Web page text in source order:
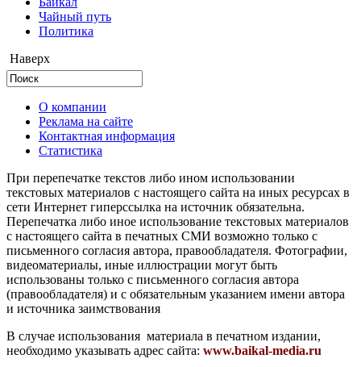
Чайный путь
Политика
Наверх
О компании
Реклама на сайте
Контактная информация
Статистика
При перепечатке текстов либо ином использовании
текстовых материалов с настоящего сайта на иных ресурсах в
сети Интернет гиперссылка на источник обязательна.
Перепечатка либо иное использование текстовых материалов
с настоящего сайта в печатных СМИ возможно только с
письменного согласия автора, правообладателя. Фотографии,
видеоматериалы, иные иллюстрации могут быть
использованы только с письменного согласия автора
(правообладателя) и с обязательным указанием имени автора
и источника заимствования
В случае использования материала в печатном издании,
необходимо указывать адрес сайта: www.baikal-media.ru